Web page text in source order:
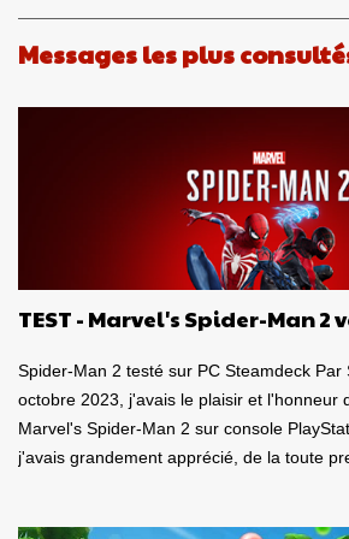
u
c
m
Messages les plus
TEST - Marvel's Spider-Man 2
Spider-Man 2 testé sur PC Steamdeck Par
octobre 2023, j'avais le plaisir et l'honneur
Marvel's Spider-Man 2 sur console
j'avais grandement apprécié, de la toute